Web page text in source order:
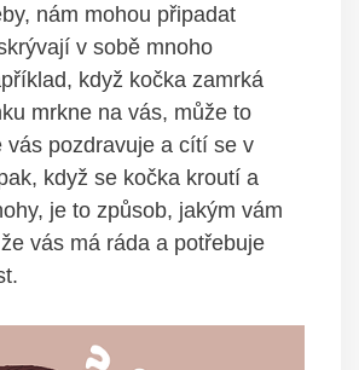
nám mohou připadat
v sobě mnoho
když kočka zamrká
mrkne na vás, může to
vás pozdravuje a cítí se v
když se kočka kroutí a
je to způsob, jakým vám
vás má ráda a potřebuje